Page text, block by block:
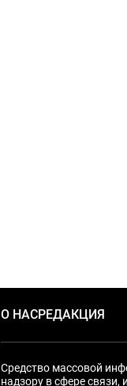
О НАСРЕДАКЦИЯ
Средство массовой
надзору в сфере